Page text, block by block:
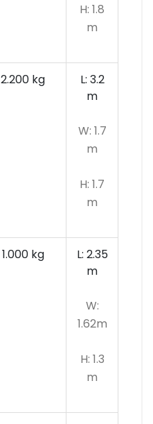
H: 1.8
m
2.200 kg
L: 3.2
m
W: 1.7
m
H: 1.7
m
1.000 kg
L: 2.35
m
W:
1.62m
H: 1.3
m